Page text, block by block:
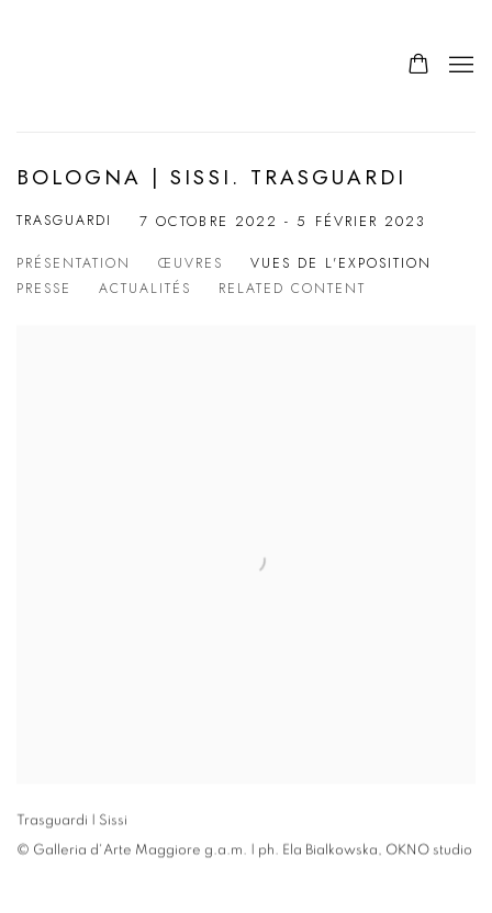
BOLOGNA | SISSI. TRASGUARDI
TRASGUARDI 7 OCTOBRE 2022 - 5 FÉVRIER 2023
PRÉSENTATION ŒUVRES
VUES DE L'EXPOSITION
PRESSE
ACTUALITÉS RELATED CONTENT
Trasguardi | Sissi
© Galleria d'Arte Maggiore g.a.m. | ph. Ela Bialkowska, OKNO studio